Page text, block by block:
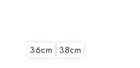
36cm 38cm